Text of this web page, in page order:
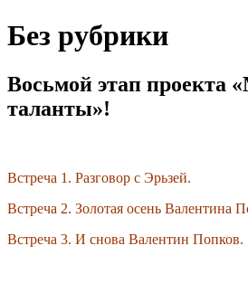
Без рубрики
Восьмой этап проекта
таланты»!
Встреча 1. Разговор с Эрьзей.
Встреча 2. Золотая осень Валентина
Встреча 3. И снова Валентин Попков.